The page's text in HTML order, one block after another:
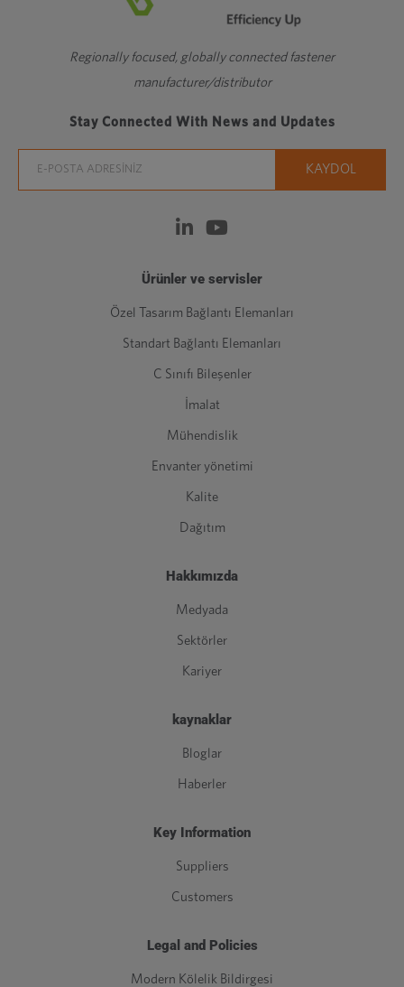
Regionally focused, globally connected fastener
manufacturer/distributor
Stay Connected With News and Updates
Ürünler ve servisler
Özel Tasarım Bağlantı Elemanları
Standart Bağlantı Elemanları
C Sınıfı Bileşenler
İmalat
Mühendislik
Envanter yönetimi
Kalite
Dağıtım
Hakkımızda
Medyada
Sektörler
Kariyer
kaynaklar
Bloglar
Haberler
Key Information
Suppliers
Customers
Legal and Policies
Modern Kölelik Bildirgesi